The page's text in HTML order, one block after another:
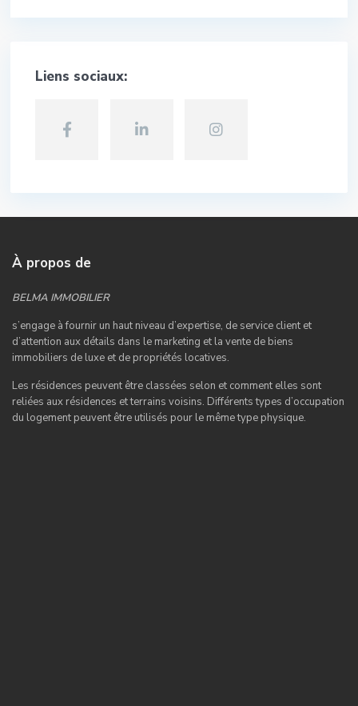
Liens sociaux:
À propos de
BELMA IMMOBILIER
s’engage à fournir un haut niveau d’expertise, de service client et
d’attention aux détails dans le marketing et la vente de biens
immobiliers de luxe et de propriétés locatives.
Les résidences peuvent être classées selon et comment elles sont
reliées aux résidences et terrains voisins. Différents types d’occupation
du logement peuvent être utilisés pour le même type physique.